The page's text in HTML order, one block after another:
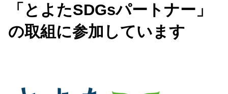
「とよたSDGsパートナー」
の取組に参加しています